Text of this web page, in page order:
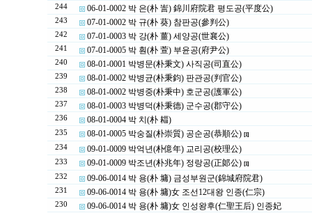
244 06-01-0002 박 은(朴 訔) 錦川府院君 평도공(平度公)
243 07-01-0002 박 규(朴 葵) 참판공(參判公)
242 07-01-0003 박 강(朴 薑) 세양공(世襄公)
241 07-01-0005 박 훤(朴 萱) 부윤공(府尹公)
240 08-01-0001 박병문(朴秉文) 사직공(司直公)
239 08-01-0002 박병균(朴秉鈞) 판관공(判官公)
238 08-01-0002 박병중(朴秉中) 호군공(護軍公)
237 08-01-0003 박병덕(朴秉德) 군수공(郡守公)
236 08-01-0004 박 치(朴 䎩)
235 08-01-0005 박숭질(朴崇質) 공순공(恭順公) [1]
234 09-01-0009 박억년(朴億年) 교리공(校理公)
233 09-01-0009 박조년(朴兆年) 정랑공(正郞公) [1]
232 09-06-0014 박 용(朴 墉) 금성부원군(錦城府院君)
231 09-06-0014 박 용(朴 墉)女 조선12대왕 인종(仁宗)
230 09-06-0014 박 용(朴 墉)女 인성왕후(仁聖王后) 인종妃